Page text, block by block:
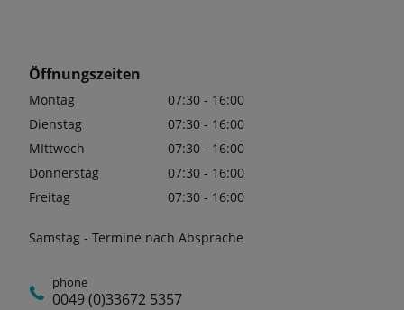
Öffnungszeiten
Montag
07:30 - 16:00
Dienstag
07:30 - 16:00
MIttwoch
07:30 - 16:00
Donnerstag
07:30 - 16:00
Freitag
07:30 - 16:00
Samstag - Termine nach Absprache
phone
0049 (0)33672 5357